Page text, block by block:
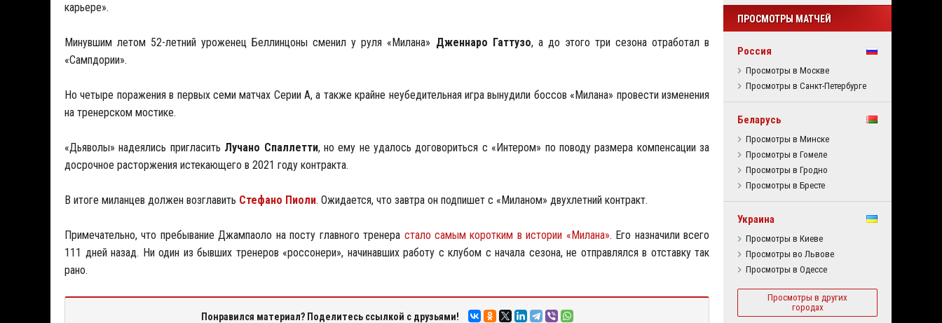
карьере».
Минувшим летом 52-летний уроженец Беллинцоны сменил у руля «Милана» Дженнаро Гаттузо, а до этого три сезона отработал в
«Сампдории».
Но четыре поражения в первых семи матчах Серии А, а также крайне неубедительная игра вынудили боссов «Милана» провести изменения
на тренерском мостике.
«Дьяволы» надеялись пригласить Лучано Спаллетти, но ему не удалось договориться с «Интером» по поводу размера компенсации за
досрочное расторжения истекающего в 2021 году контракта.
В итоге миланцев должен возглавить Стефано Пиоли. Ожидается, что завтра он подпишет с «Миланом» двухлетний контракт.
Примечательно, что пребывание Джампаоло на посту главного тренера стало самым коротким в истории «Милана». Его назначили всего
111 дней назад. Ни один из бывших тренеров «россонери», начинавших работу с клубом с начала сезона, не отправлялся в отставку так
рано.
Понравился материал? Поделитесь ссылкой с друзьями!
ПРОСМОТРЫ МАТЧЕЙ
Россия
Просмотры в Москве
Просмотры в Санкт-Петербурге
Беларусь
Просмотры в Минске
Просмотры в Гомеле
Просмотры в Гродно
Просмотры в Бресте
Украина
Просмотры в Киеве
Просмотры во Львове
Просмотры в Одессе
Просмотры в других
городах